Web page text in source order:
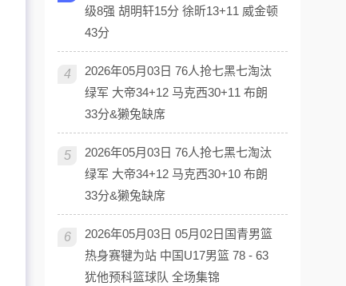
级8强 胡明轩15分 徐昕13+11 威金顿
43分
4
2026年05月03日 76人抢七黑七淘汰
绿军 大帝34+12 马克西30+11 布朗
33分&獭兔缺席
5
2026年05月03日 76人抢七黑七淘汰
绿军 大帝34+12 马克西30+10 布朗
33分&獭兔缺席
6
2026年05月03日 05月02日国青男篮
热身赛犍为站 中国U17男篮 78 - 63
犹他预科篮球队 全场集锦